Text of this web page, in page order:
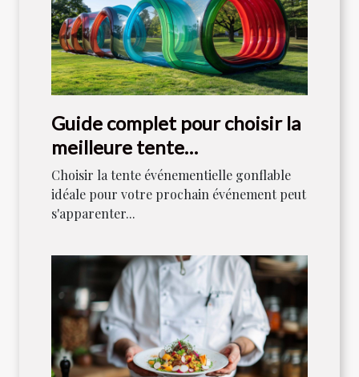
Guide complet pour choisir la
meilleure tente
événementielle gonflable
Choisir la tente événementielle gonflable
idéale pour votre prochain événement peut
s'apparenter...